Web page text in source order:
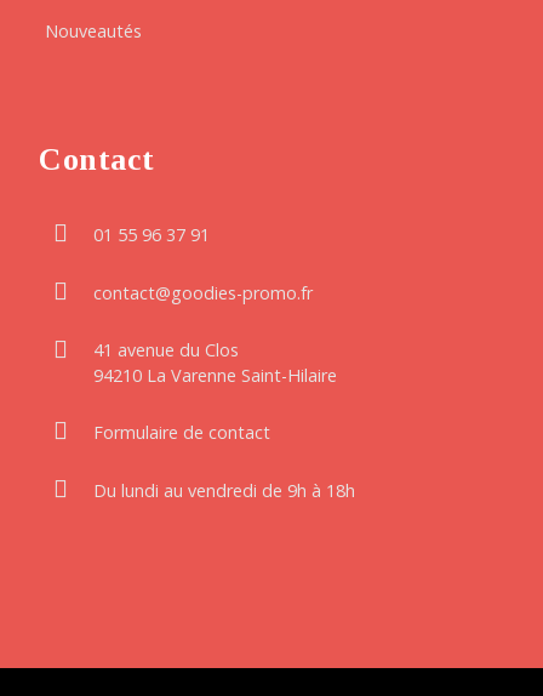
Nouveautés
Contact
01 55 96 37 91
contact@goodies-promo.fr
41 avenue du Clos
94210 La Varenne Saint-Hilaire
Formulaire de contact
Du lundi au vendredi de 9h à 18h